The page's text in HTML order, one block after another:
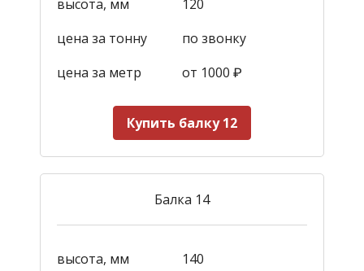
высота, мм
120
цена за тонну
по звонку
цена за метр
от 1000 ₽
Купить балку 12
Балка 14
высота, мм
140